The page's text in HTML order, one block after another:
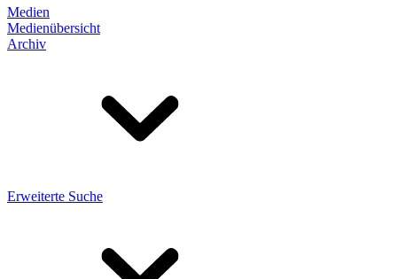
Medien
Medienübersicht
Archiv
Erweiterte Suche